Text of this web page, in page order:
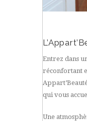
Entrez dans
réconfortant
qui vous
Une